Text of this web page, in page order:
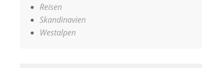
Reisen
Skandinavien
Westalpen